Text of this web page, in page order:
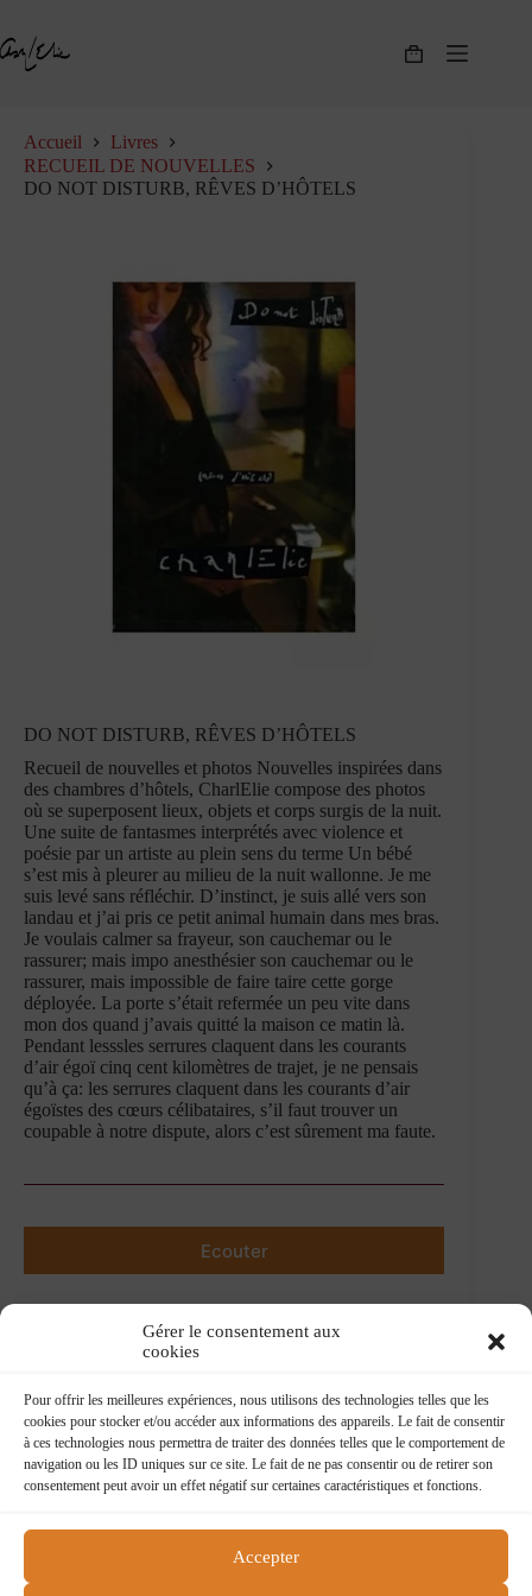
Gérer le consentement aux
cookies
Pour offrir les meilleures expériences, nous utilisons des technologies telles que les
cookies pour stocker et/ou accéder aux informations des appareils. Le fait de consentir
à ces technologies nous permettra de traiter des données telles que le comportement de
navigation ou les ID uniques sur ce site. Le fait de ne pas consentir ou de retirer son
consentement peut avoir un effet négatif sur certaines caractéristiques et fonctions.
Accepter
contenu
Panier
Accueil
Livres
RECUEIL DE NOUVELLES
DO NOT DISTURB, RÊVES D’HÔTELS
DO NOT DISTURB, RÊVES D’HÔTELS
Recueil de nouvelles et photos Nouvelles inspirées dans
des chambres d’hôtels, CharlElie compose des photos
où se superposent lieux, objets et corps surgis de la nuit.
Une suite de fantasmes interprétés avec violence et
poésie par un artiste au plein sens du terme Un bébé
s’est mis à pleurer au milieu de la nuit wallonne. Je me
suis levé sans réfléchir. D’instinct, je suis allé vers son
landau et j’ai pris ce petit animal humain dans mes bras.
Je voulais calmer sa frayeur, son cauchemar ou le
rassurer; mais impo anesthésier son cauchemar ou le
rassurer, mais impossible de faire taire cette gorge
déployée. La porte s’était refermée un peu vite dans
mon dos quand j’avais quitté la maison ce matin là.
Pendant lesssles serrures claquent dans les courants
d’air égoï cinq cent kilomètres de trajet, je ne pensais
qu’à ça: les serrures claquent dans les courants d’air
égoïstes des cœurs célibataires, s’il faut trouver un
coupable à notre dispute, alors c’est sûrement ma faute.
Ecouter
Flying boat